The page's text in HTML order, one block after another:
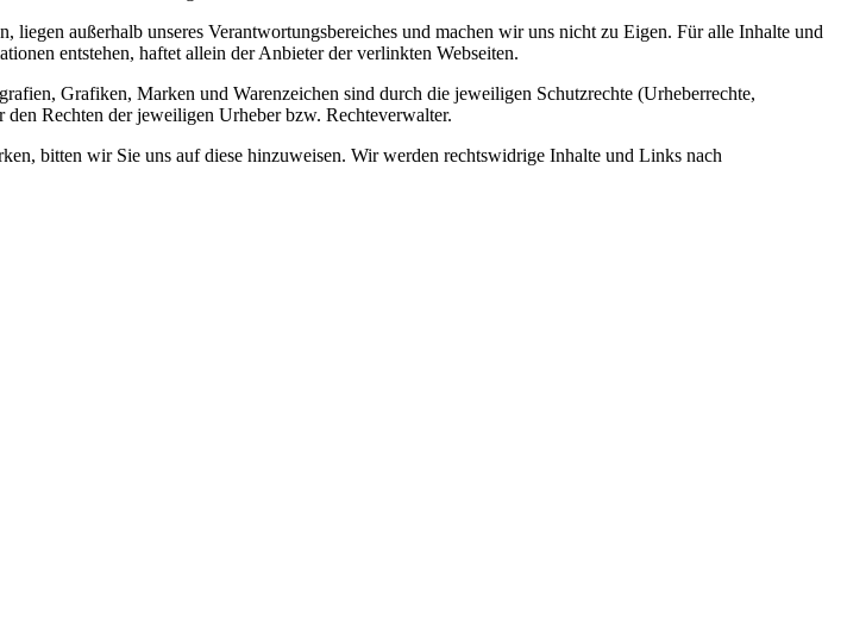
außerhalb unseres Verantwortungsbereiches und machen wir uns nicht zu Eigen. Für alle Inhalte und
entstehen, haftet allein der Anbieter der verlinkten Webseiten.
Grafiken, Marken und Warenzeichen sind durch die jeweiligen Schutzrechte (Urheberrechte,
Rechten der jeweiligen Urheber bzw. Rechteverwalter.
bitten wir Sie uns auf diese hinzuweisen. Wir werden rechtswidrige Inhalte und Links nach